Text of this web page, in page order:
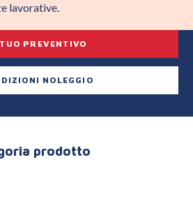
lavorative.
PREVENTIVO
NOLEGGIO
prodotto